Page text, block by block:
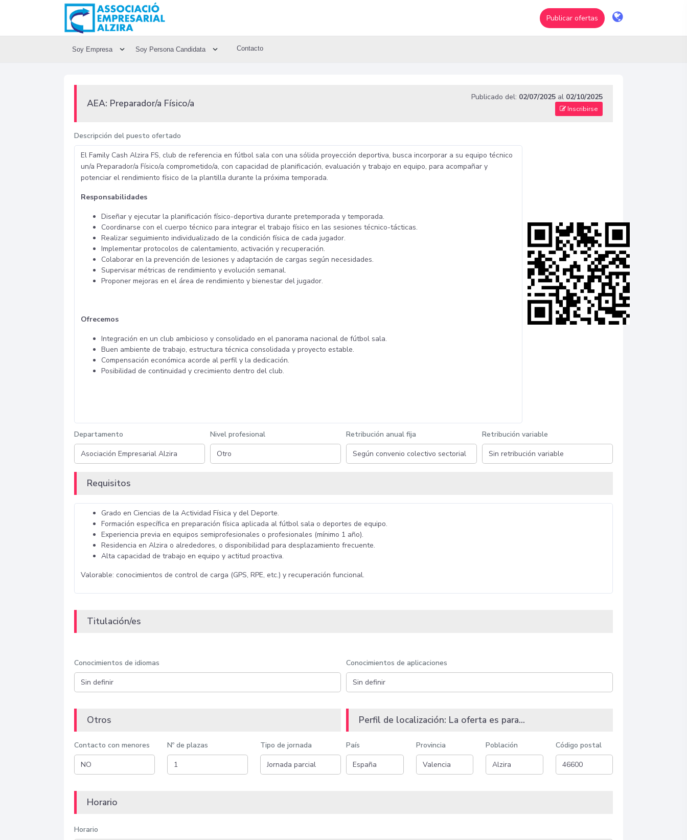
Publicar ofertas
Soy Empresa Soy Persona Candidata Contacto
AEA: Preparador/a Físico/a
Publicado del: 02/07/2025 al 02/10/2025
Inscribirse
Descripción del puesto ofertado
El Family Cash Alzira FS, club de referencia en fútbol sala con una sólida proyección deportiva, busca incorporar a su equipo técnico
un/a Preparador/a Físico/a comprometido/a, con capacidad de planificación, evaluación y trabajo en equipo, para acompañar y
potenciar el rendimiento físico de la plantilla durante la próxima temporada.
Responsabilidades
Diseñar y ejecutar la planificación físico-deportiva durante pretemporada y temporada.
Coordinarse con el cuerpo técnico para integrar el trabajo físico en las sesiones técnico-tácticas.
Realizar seguimiento individualizado de la condición física de cada jugador.
Implementar protocolos de calentamiento, activación y recuperación.
Colaborar en la prevención de lesiones y adaptación de cargas según necesidades.
Supervisar métricas de rendimiento y evolución semanal.
Proponer mejoras en el área de rendimiento y bienestar del jugador.
Ofrecemos
Integración en un club ambicioso y consolidado en el panorama nacional de fútbol sala.
Buen ambiente de trabajo, estructura técnica consolidada y proyecto estable.
Compensación económica acorde al perfil y la dedicación.
Posibilidad de continuidad y crecimiento dentro del club.
Departamento Nivel profesional Retribución anual fija Retribución variable
Requisitos
Grado en Ciencias de la Actividad Física y del Deporte.
Formación específica en preparación física aplicada al fútbol sala o deportes de equipo.
Experiencia previa en equipos semiprofesionales o profesionales (mínimo 1 año).
Residencia en Alzira o alrededores, o disponibilidad para desplazamiento frecuente.
Alta capacidad de trabajo en equipo y actitud proactiva.
Valorable: conocimientos de control de carga (GPS, RPE, etc.) y recuperación funcional.
Titulación/es
Conocimientos de idiomas Conocimientos de aplicaciones
Otros
Contacto con menores Nº de plazas Tipo de jornada
Perfil de localización: La oferta es para...
País Provincia Población Código postal
Horario
Horario